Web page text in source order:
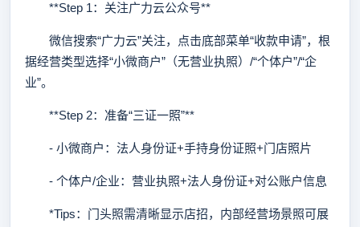
**Step 1：关注广力云公众号**
微信搜索“广力云”关注，点击底部菜单“收款申请”，根
据经营类型选择“小微商户”（无营业执照）/“个体户”/“企
业”。
**Step 2：准备“三证一照”**
- 小微商户：法人身份证+手持身份证照+门店照片
- 个体户/企业：营业执照+法人身份证+对公账户信息
*Tips：门头照需清晰显示店招，内部经营场景照可展